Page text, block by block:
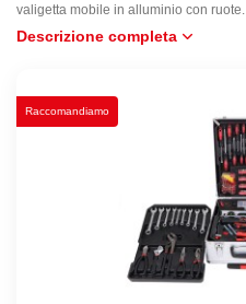
valigetta mobile in alluminio con ruote.
Descrizione completa
Raccomandiamo